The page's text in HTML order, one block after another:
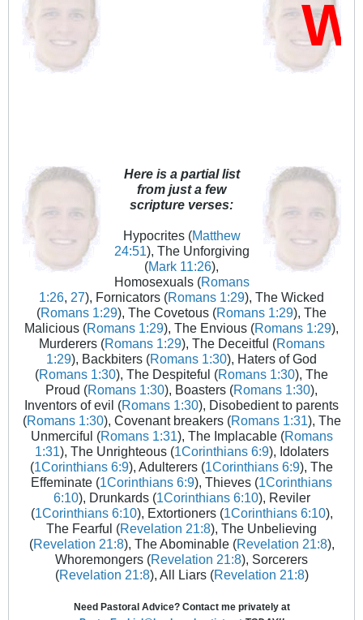
Here is a partial list
from just a few
scripture verses:
Hypocrites (Matthew
24:51), The Unforgiving
(Mark 11:26),
Homosexuals (Romans
1:26, 27), Fornicators (Romans 1:29), The Wicked
(Romans 1:29), The Covetous (Romans 1:29), The
Malicious (Romans 1:29), The Envious (Romans 1:29),
Murderers (Romans 1:29), The Deceitful (Romans
1:29), Backbiters (Romans 1:30), Haters of God
(Romans 1:30), The Despiteful (Romans 1:30), The
Proud (Romans 1:30), Boasters (Romans 1:30),
Inventors of evil (Romans 1:30), Disobedient to parents
(Romans 1:30), Covenant breakers (Romans 1:31), The
Unmerciful (Romans 1:31), The Implacable (Romans
1:31), The Unrighteous (1Corinthians 6:9), Idolaters
(1Corinthians 6:9), Adulterers (1Corinthians 6:9), The
Effeminate (1Corinthians 6:9), Thieves (1Corinthians
6:10), Drunkards (1Corinthians 6:10), Reviler
(1Corinthians 6:10), Extortioners (1Corinthians 6:10),
The Fearful (Revelation 21:8), The Unbelieving
(Revelation 21:8), The Abominable (Revelation 21:8),
Whoremongers (Revelation 21:8), Sorcerers
(Revelation 21:8), All Liars (Revelation 21:8)
Need Pastoral Advice? Contact me privately at